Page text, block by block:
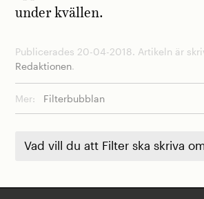
under kvällen.
Publicerades 20-04-2018. Artikeln är
Redaktionen.
Mer: Filterbubblan
Vad vill du att Filter ska skriva